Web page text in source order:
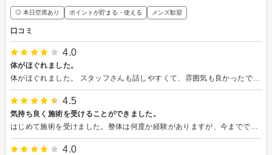
◎ 本日空席あり ポイントが貯まる・使える メンズ歓迎
口コミ
4.0
体がほぐれました。
体がほぐれました。 スタッフさんも話しやすくて、雰囲気も良かったです。 無理な勧誘もありませでした。
4.5
気持ち良く施術を受けることができました。
4.0